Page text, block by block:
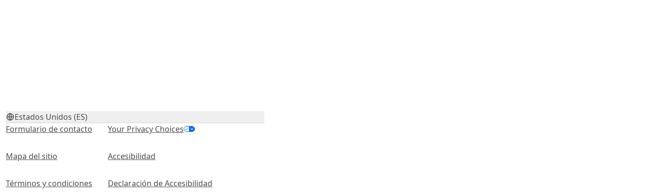
Estados Unidos (ES)
Formulario de contacto
Mapa del sitio
Términos y condiciones
Your Privacy Choices
Accesibilidad
Declaración de Accesibilidad